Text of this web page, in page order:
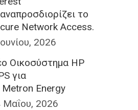
το
Network Access.
2026
Οικοσύστημα HP
για
Metron Energy
Μαΐου, 2026